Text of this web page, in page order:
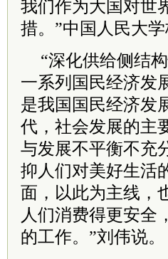
我们作为大国对世
措。”中国人民大
“深化供给侧结
一系列国民经济发
是我国国民经济发
代，社会发展的主
与发展不平衡不充
抑人们对美好生活
面，以此为主线，
人们消费得更安全
的工作。”刘伟说。